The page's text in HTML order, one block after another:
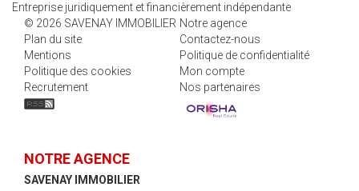
Entreprise juridiquement et financièrement indépendante
© 2026 SAVENAY IMMOBILIER Notre agence
Plan du site
Contactez-nous
Mentions
Politique de confidentialité
Politique des cookies
Mon compte
Recrutement
Nos partenaires
NOTRE AGENCE
SAVENAY IMMOBILIER